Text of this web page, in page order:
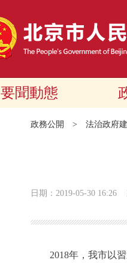
要聞動態
政務公開 > 法治政府
日期：2019-05-30 16:26
2018年，我市以習